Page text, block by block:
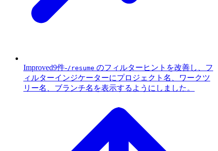
Improved9件-/resume のフィルターヒントを改善し、フ
ィルターインジケーターにプロジェクト名、ワークツ
リー名、ブランチ名を表示するようにしました。